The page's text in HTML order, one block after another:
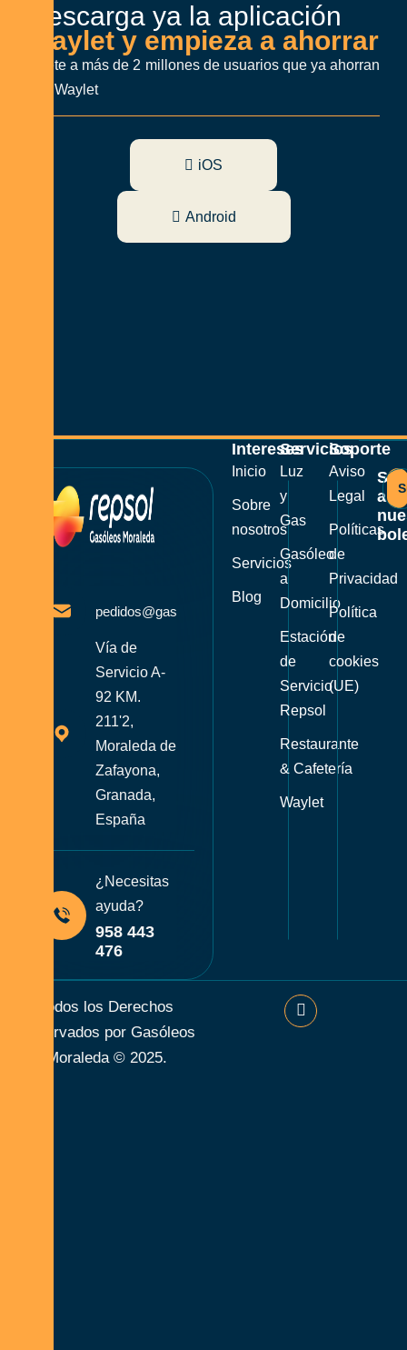
Descarga ya la aplicación
Waylet y empieza a ahorrar
Únete a más de 2 millones de usuarios que ya ahorran
con Waylet
iOS
Android
pedidos@gasoleosmoraleda.com
Vía de
Servicio A-
92 KM.
211'2,
Moraleda de
Zafayona,
Granada,
España
¿Necesitas
ayuda?
958 443
476
Intereses
Inicio
Sobre
nosotros
Servicios
Blog
Servicios
Luz
y
Gas
Gasóleo
a
Domicilio
Estación
de
Servicio
Repsol
Restaurante
& Cafetería
Waylet
Soporte
Aviso
Legal
Políticas
de
Privacidad
Política
de
cookies
(UE)
a
Todos los Derechos
Reservados por Gasóleos
Moraleda © 2025.